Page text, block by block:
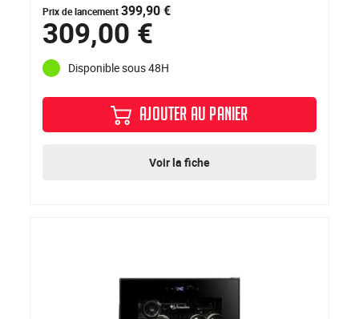
Prix de lancement399,90 €
309,00 €
Disponible sous 48H
AJOUTER AU PANIER
Voir la fiche